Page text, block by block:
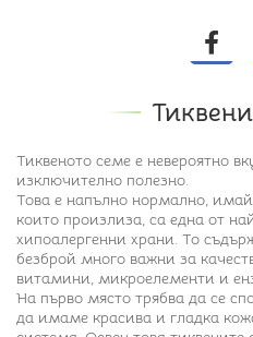
Тиквеното семе е невероятно
изключително полезно.
Това е напълно нормално,
които произлиза, са една от
хипоалергенни храни. То
безброй много важни за
витамини, микроелементи и
На първо място трябва да се
да имаме красива и гладка